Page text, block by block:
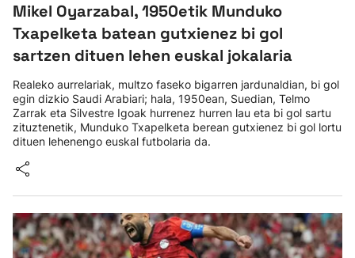
Mikel Oyarzabal, 1950etik Munduko
Txapelketa batean gutxienez bi gol
sartzen dituen lehen euskal jokalaria
Realeko aurrelariak, multzo faseko bigarren jardunaldian, bi gol
egin dizkio Saudi Arabiari; hala, 1950ean, Suedian, Telmo
Zarrak eta Silvestre Igoak hurrenez hurren lau eta bi gol sartu
zituztenetik, Munduko Txapelketa berean gutxienez bi gol lortu
dituen lehenengo euskal futbolaria da.